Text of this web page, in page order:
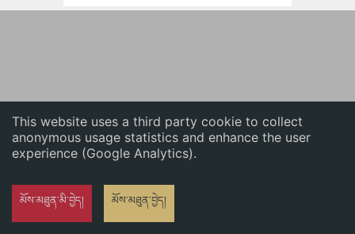
This website uses a third party cookie to collect
anonymous usage statistics and enhance the user
experience (Google Analytics).
མོས་མཐུན་མི་བྱེད། མོས་མཐུན་བྱེད།